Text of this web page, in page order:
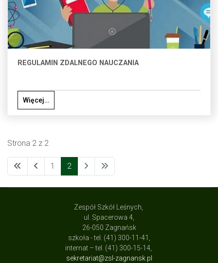
REGULAMIN ZDALNEGO NAUCZANIA
Więcej…
Strona 2 z 2
1 2
Zespół Szkół Leśnych,
ul. Spacerowa 4,
26-050 Zagnańsk
szkoła - tel. (41) 300-11-41,
internat – tel. (41) 300-15-14,
sekretariat@zsl-zagnansk.pl